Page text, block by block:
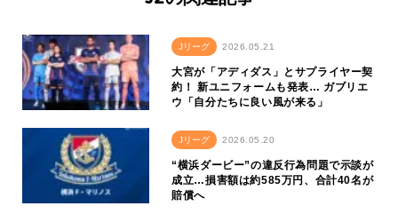
Jリーグ 2026.05.21
大宮が「アディダス」とサプライヤー契
約！ 新ユニフォームも発表… ガブリエ
ウ「自分たちに良い風が来る」
Jリーグ 2026.05.20
“横浜ダービー”の違反行為問題で示談が
成立…損害額は約585万円、合計40名が
賠償へ